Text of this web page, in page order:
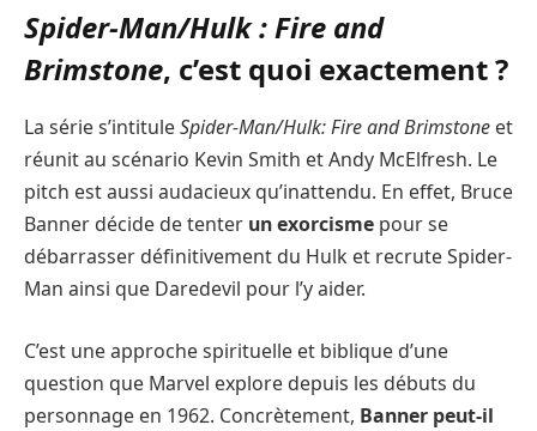
Spider-Man/Hulk : Fire and
Brimstone, c’est quoi exactement ?
La série s’intituleSpider-Man/Hulk: Fire and Brimstone et
réunit au scénario Kevin Smith et Andy McElfresh. Le
pitch est aussi audacieux qu’inattendu. En effet, Bruce
Banner décide de tenter un exorcisme pour se
débarrasser définitivement du Hulk et recrute Spider-
Man ainsi que Daredevil pour l’y aider.
C’est une approche spirituelle et biblique d’une
question que Marvel explore depuis les débuts du
personnage en 1962. Concrètement, Banner peut-il